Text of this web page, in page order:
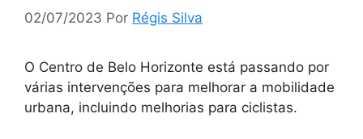
02/07/2023 Por Régis Silva
O Centro de Belo Horizonte está passando por
várias intervenções para melhorar a mobilidade
urbana, incluindo melhorias para ciclistas.